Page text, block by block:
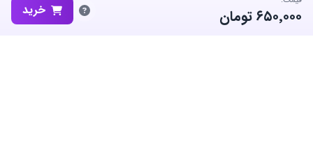
۶۵۰٬۰۰۰تومان خرید